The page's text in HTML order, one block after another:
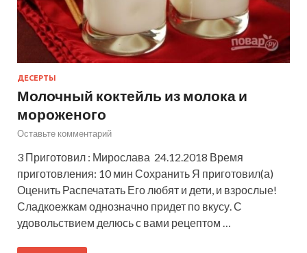
ДЕСЕРТЫ
Молочный коктейль из молока и
мороженого
Оставьте комментарий
3 Приготовил : Мирослава 24.12.2018 Время
приготовления: 10 мин Сохранить Я приготовил(а)
Оценить Распечатать Его любят и дети, и взрослые!
Сладкоежкам однозначно придет по вкусу. С
удовольствием делюсь с вами рецептом …